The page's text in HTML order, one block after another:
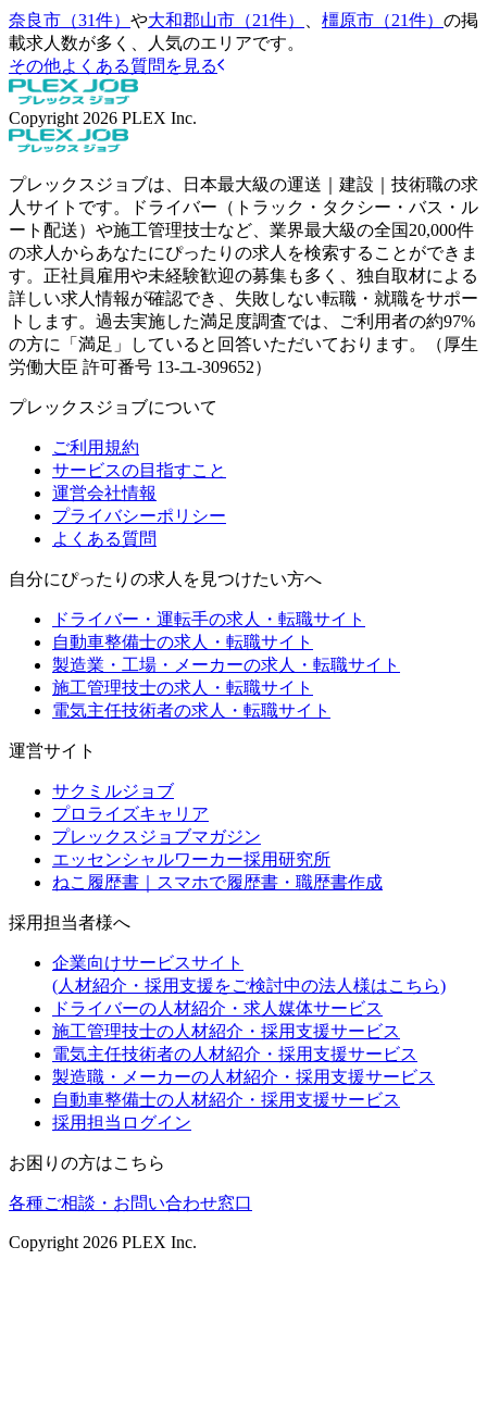
奈良市（31件） や大和郡山市（21件） 橿原市（21件） の掲
載求人数が多く、人気のエリアです。
その他よくある質問を見る
Copyright 2026 PLEX Inc.
プレックスジョブは、日本最大級の運送｜建設｜技術職の求
人サイトです。ドライバー（トラック・タクシー・バス・ル
ート配送）や施工管理技士など、業界最大級の全国20,000件
の求人からあなたにぴったりの求人を検索することができま
す。正社員雇用や未経験歓迎の募集も多く、独自取材による
詳しい求人情報が確認でき、失敗しない転職・就職をサポー
トします。過去実施した満足度調査では、ご利用者の約97%
の方に「満足」していると回答いただいております。（厚生
労働大臣 許可番号 13-ユ-309652）
プレックスジョブについて
ご利用規約
サービスの目指すこと
運営会社情報
プライバシーポリシー
よくある質問
自分にぴったりの求人を見つけたい方へ
ドライバー・運転手の求人・転職サイト
自動車整備士の求人・転職サイト
製造業・工場・メーカーの求人・転職サイト
施工管理技士の求人・転職サイト
電気主任技術者の求人・転職サイト
運営サイト
サクミルジョブ
プロライズキャリア
プレックスジョブマガジン
エッセンシャルワーカー採用研究所
ねこ履歴書｜スマホで履歴書・職歴書作成
採用担当者様へ
企業向けサービスサイト
(人材紹介・採用支援をご検討中の法人様はこちら)
ドライバーの人材紹介・求人媒体サービス
施工管理技士の人材紹介・採用支援サービス
電気主任技術者の人材紹介・採用支援サービス
製造職・メーカーの人材紹介・採用支援サービス
自動車整備士の人材紹介・採用支援サービス
採用担当ログイン
お困りの方はこちら
各種ご相談・お問い合わせ窓口
Copyright 2026 PLEX Inc.